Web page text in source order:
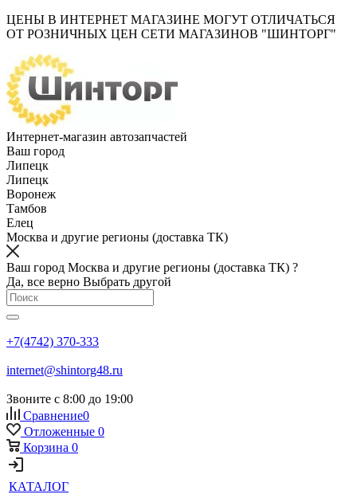
ЦЕНЫ В ИНТЕРНЕТ МАГАЗИНЕ МОГУТ ОТЛИЧАТЬСЯ
ОТ РОЗНИЧНЫХ ЦЕН СЕТИ МАГАЗИНОВ "ШИНТОРГ"
Интернет-магазин автозапчастей
Ваш город
Липецк
Липецк
Воронеж
Тамбов
Елец
Москва и другие регионы (доставка ТК)
Ваш город Москва и другие регионы (доставка ТК) ?
Да, все верно Выбрать другой
+7(4742) 370-333
internet@shintorg48.ru
Звоните с 8:00 до 19:00
Сравнение0
Отложенные 0
Корзина 0
КАТАЛОГ